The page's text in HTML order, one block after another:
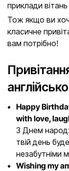
приклади вітань
Тож якщо ви
класичне
вам потрібно!
Happy
with love,
З Днем
твій день
незабутніми
Wishing my